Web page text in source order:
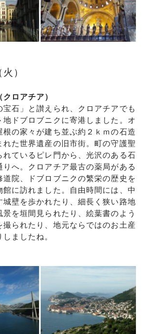
）
クロアチア）
宝石」と讃えられ、クロアチアでも
地ドブロブニクに寄港しました。オ
根の家々が建ち並ぶ約２ｋｍの石造
れた世界遺産の旧市街。町の守護聖
れているピレ門から、光沢のある石
りへ。クロアチア最古の薬局がある
道院、ドブロブニクの繁栄の歴史を
館に訪れました。自由時間には、中
城壁を歩かれたり、細長く狭い路地
景を垣間見られたり、絵葉書のよう
撮られたり、地元ならではのお土産
ましたね。